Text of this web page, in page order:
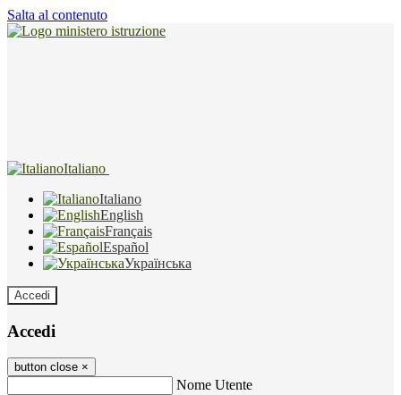
Salta al contenuto
Italiano
Italiano
English
Français
Español
Українська
Accedi
Accedi
button close ×
Nome Utente